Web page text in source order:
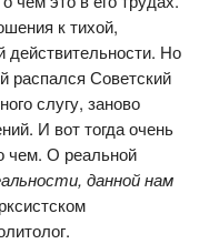
к тихой,
действительности. Но
распался Советский
слугу, заново
И вот тогда очень
чем. О реальной
данной нам